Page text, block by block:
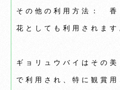
その他の利用方法： 香
花としても利用されます
ギョリュウバイはその
で利用され、特に観賞